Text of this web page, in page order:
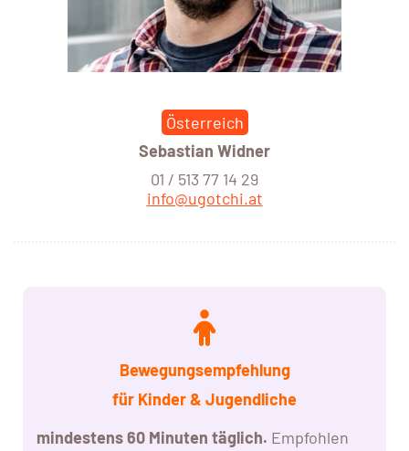
Österreich
Sebastian Widner
01 / 513 77 14 29
info@ugotchi.at
Bewegungsempfehlung
für Kinder& Jugendliche
mindestens 60 Minuten täglich. Empfohlen